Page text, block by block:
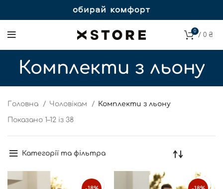
0
/ 0 ₴
Комплекти з льону
Головна Чоловікам Комплекти з льону
Показано 1–12 із 38
Категорії та фільтра